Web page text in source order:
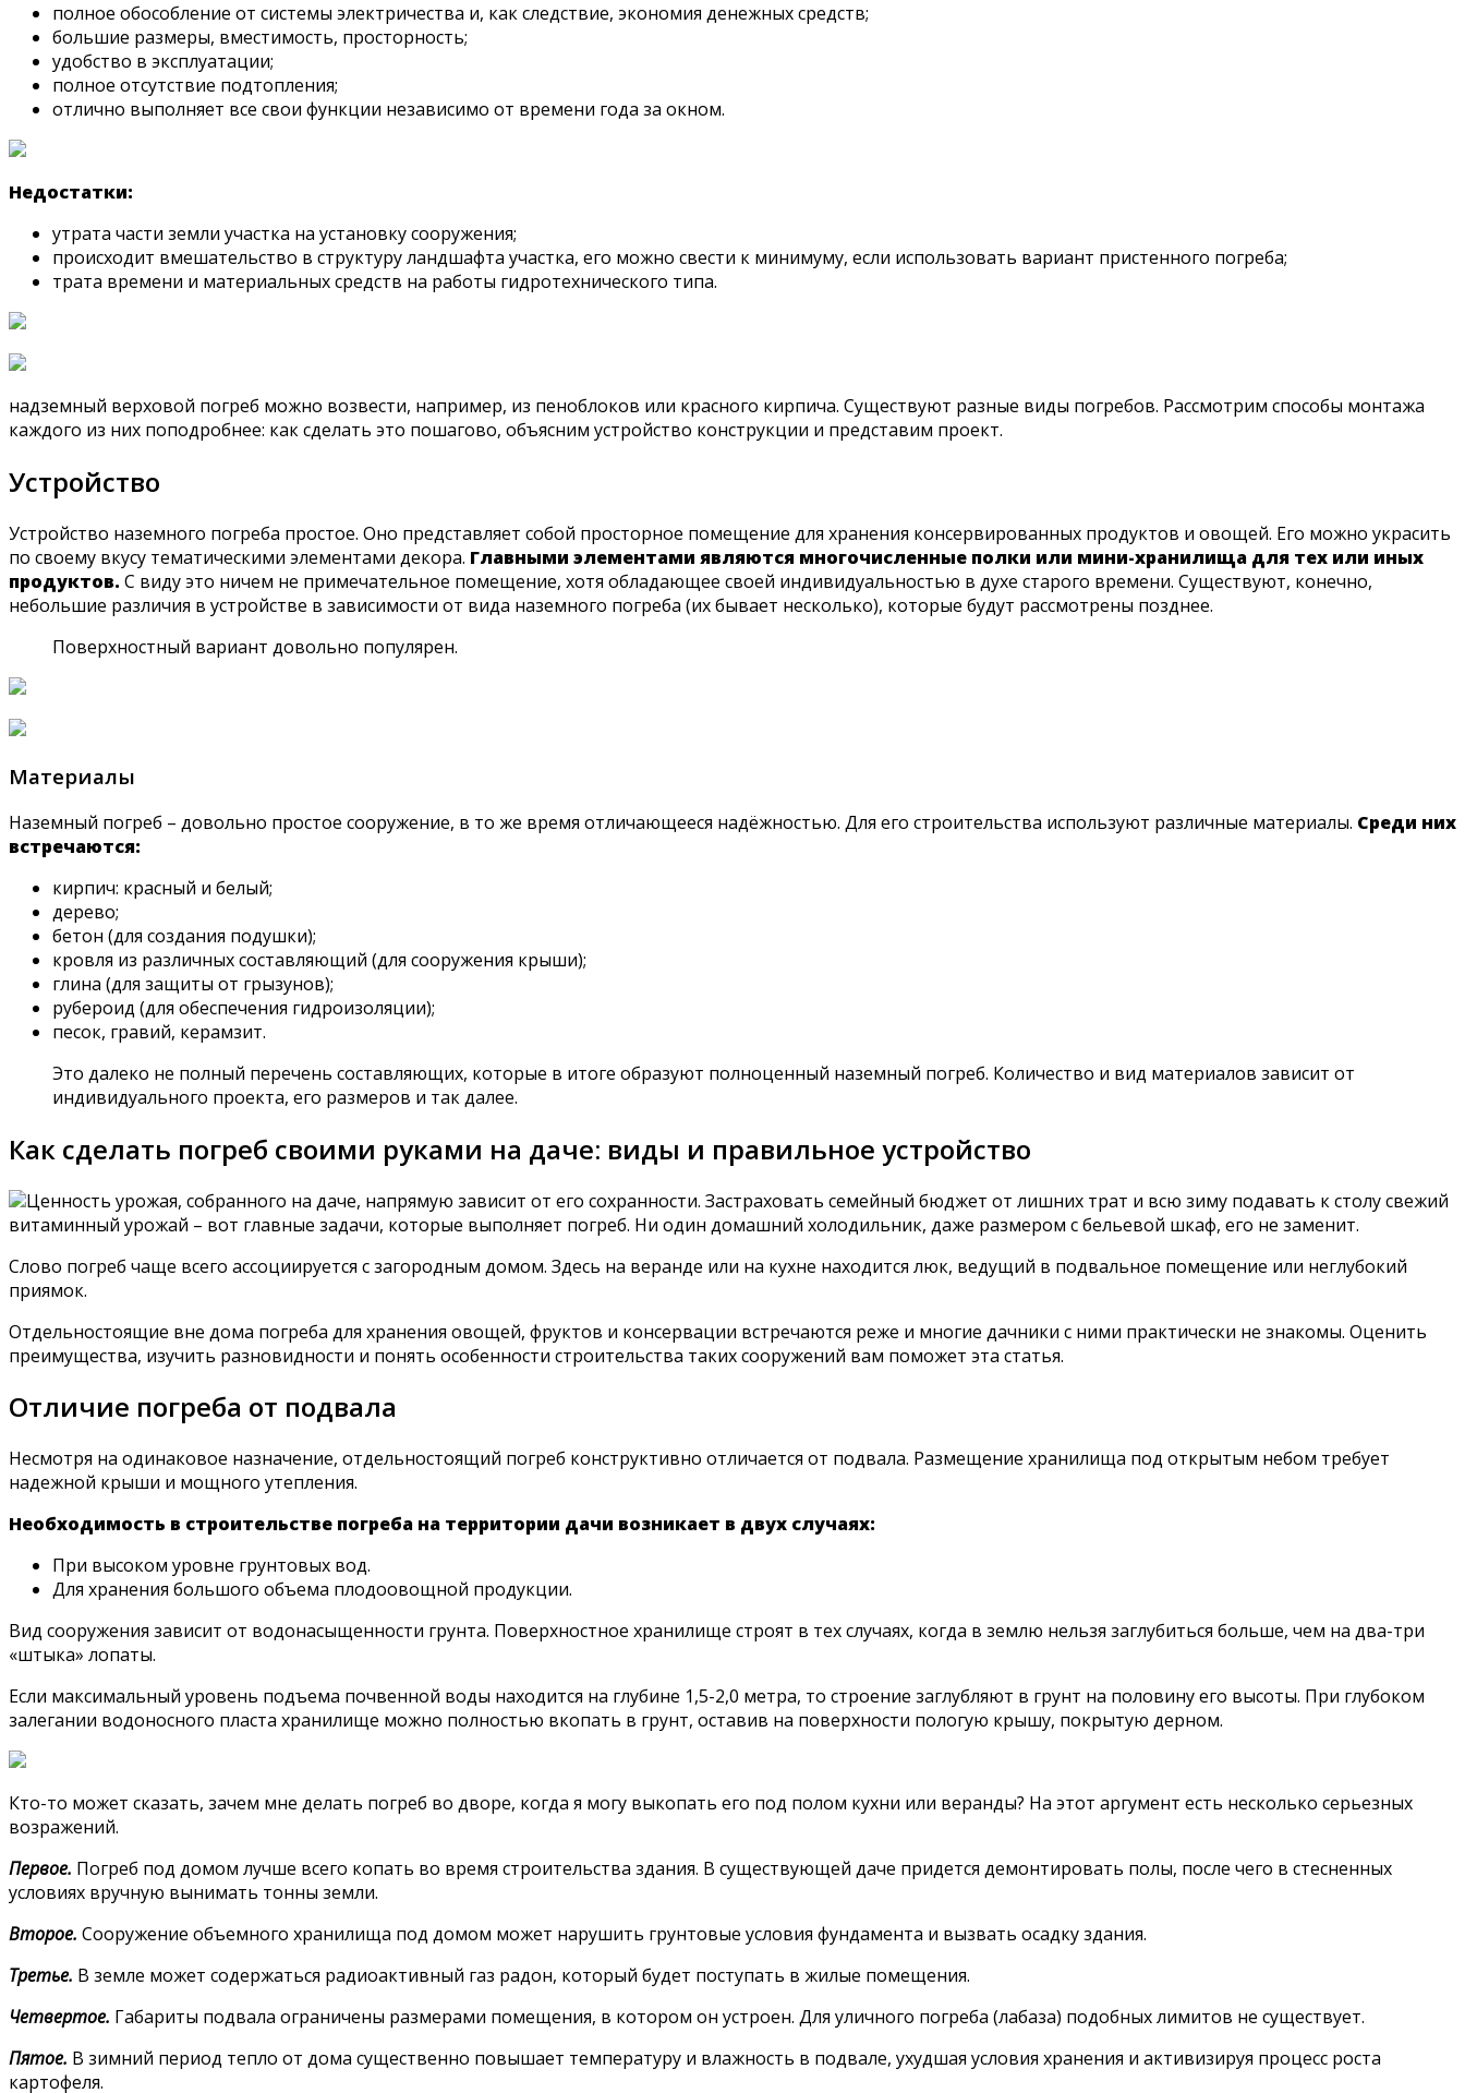
полное обособление от системы электричества и, как следствие, экономия денежных средств;
большие размеры, вместимость, просторность;
удобство в эксплуатации;
полное отсутствие подтопления;
отлично выполняет все свои функции независимо от времени года за окном.
Недостатки:
утрата части земли участка на установку сооружения;
происходит вмешательство в структуру ландшафта участка, его можно свести к минимуму, если использовать вариант пристенного погреба;
трата времени и материальных средств на работы гидротехнического типа.
надземный верховой погреб можно возвести, например, из пеноблоков или красного кирпича. Существуют разные виды погребов. Рассмотрим способы монтажа
каждого из них поподробнее: как сделать это пошагово, объясним устройство конструкции и представим проект.
Устройство
Устройство наземного погреба простое. Оно представляет собой просторное помещение для хранения консервированных продуктов и овощей. Его можно украсить
по своему вкусу тематическими элементами декора. Главными элементами являются многочисленные полки или мини-хранилища для тех или иных
продуктов. С виду это ничем не примечательное помещение, хотя обладающее своей индивидуальностью в духе старого времени. Существуют, конечно,
небольшие различия в устройстве в зависимости от вида наземного погреба (их бывает несколько), которые будут рассмотрены позднее.
Поверхностный вариант довольно популярен.
Материалы
Наземный погреб – довольно простое сооружение, в то же время отличающееся надёжностью. Для его строительства используют различные материалы. Среди них
встречаются:
кирпич: красный и белый;
дерево;
бетон (для создания подушки);
кровля из различных составляющий (для сооружения крыши);
глина (для защиты от грызунов);
рубероид (для обеспечения гидроизоляции);
песок, гравий, керамзит.
Это далеко не полный перечень составляющих, которые в итоге образуют полноценный наземный погреб. Количество и вид материалов зависит от
индивидуального проекта, его размеров и так далее.
Как сделать погреб своими руками на даче: виды и правильное устройство
Ценность урожая, собранного на даче, напрямую зависит от его сохранности. Застраховать семейный бюджет от лишних трат и всю зиму подавать к столу свежий
витаминный урожай – вот главные задачи, которые выполняет погреб. Ни один домашний холодильник, даже размером с бельевой шкаф, его не заменит.
Слово погреб чаще всего ассоциируется с загородным домом. Здесь на веранде или на кухне находится люк, ведущий в подвальное помещение или неглубокий
приямок.
Отдельностоящие вне дома погреба для хранения овощей, фруктов и консервации встречаются реже и многие дачники с ними практически не знакомы. Оценить
преимущества, изучить разновидности и понять особенности строительства таких сооружений вам поможет эта статья.
Отличие погреба от подвала
Несмотря на одинаковое назначение, отдельностоящий погреб конструктивно отличается от подвала. Размещение хранилища под открытым небом требует
надежной крыши и мощного утепления.
Необходимость в строительстве погреба на территории дачи возникает в двух случаях:
При высоком уровне грунтовых вод.
Для хранения большого объема плодоовощной продукции.
Вид сооружения зависит от водонасыщенности грунта. Поверхностное хранилище строят в тех случаях, когда в землю нельзя заглубиться больше, чем на два-три
«штыка» лопаты.
Если максимальный уровень подъема почвенной воды находится на глубине 1,5-2,0 метра, то строение заглубляют в грунт на половину его высоты. При глубоком
залегании водоносного пласта хранилище можно полностью вкопать в грунт, оставив на поверхности пологую крышу, покрытую дерном.
Кто-то может сказать, зачем мне делать погреб во дворе, когда я могу выкопать его под полом кухни или веранды? На этот аргумент есть несколько серьезных
возражений.
Первое. Погреб под домом лучше всего копать во время строительства здания. В существующей даче придется демонтировать полы, после чего в стесненных
условиях вручную вынимать тонны земли.
Второе. Сооружение объемного хранилища под домом может нарушить грунтовые условия фундамента и вызвать осадку здания.
Третье. В земле может содержаться радиоактивный газ радон, который будет поступать в жилые помещения.
Четвертое. Габариты подвала ограничены размерами помещения, в котором он устроен. Для уличного погреба (лабаза) подобных лимитов не существует.
Пятое. В зимний период тепло от дома существенно повышает температуру и влажность в подвале, ухудшая условия хранения и активизируя процесс роста
картофеля.